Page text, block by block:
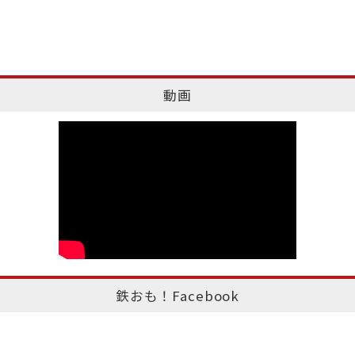
動画
鉄おも！Facebook